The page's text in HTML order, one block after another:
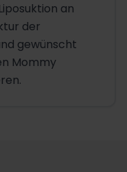
an
der
gewünscht
Mommy